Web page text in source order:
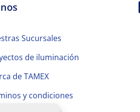
Sucursales
de iluminación
de TAMEX
y condiciones